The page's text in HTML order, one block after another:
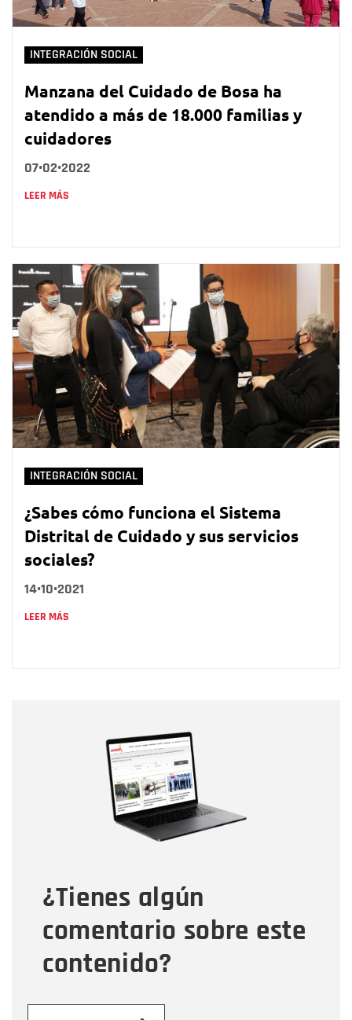
INTEGRACIÓN SOCIAL
Manzana del Cuidado de Bosa ha
atendido a más de 18.000 familias y
cuidadores
07•02•2022
LEER MÁS
INTEGRACIÓN SOCIAL
¿Sabes cómo funciona el Sistema
Distrital de Cuidado y sus servicios
sociales?
14•10•2021
LEER MÁS
¿Tienes algún
comentario sobre este
contenido?
Correo electrónico
Tipo de comentario
Mensaje